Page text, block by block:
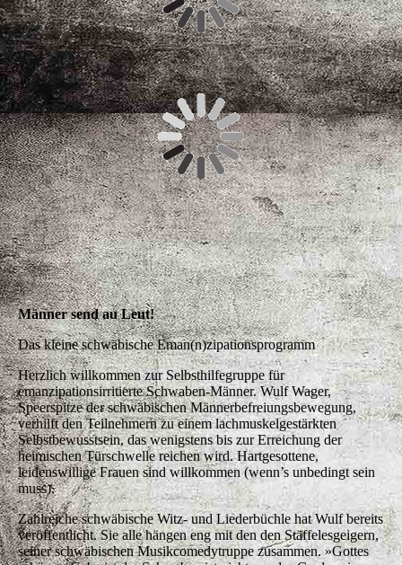
Hans Dampf en älle Gassa
– oifach a Super-Schwob!
Comedy
Wulf Wager Solo
Heidanei! – Alles was man über die Schwaben wissen
muss
Schwäbisch ist für Schwaben nicht nur ein Dialekt,
sondern vor allem Ausdruck ihres Wesens!